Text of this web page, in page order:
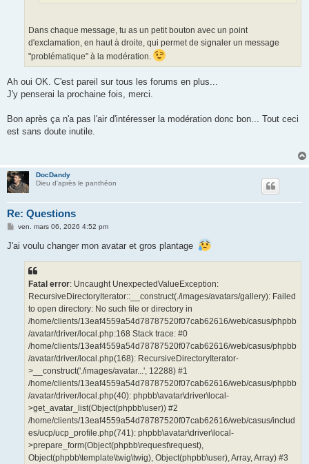
Dans chaque message, tu as un petit bouton avec un point
d'exclamation, en haut à droite, qui permet de signaler un message
"problématique" à la modération.
Ah oui OK. C'est pareil sur tous les forums en plus...
J'y penserai la prochaine fois, merci.
Bon après ça n'a pas l'air d'intéresser la modération donc bon... Tout ceci
est sans doute inutile.
DocDandy
Dieu d'après le panthéon
Re: Questions
M
s
s
ven. mars 06, 2026 4:52 pm
J'ai voulu changer mon avatar et gros plantage
Fatal error: Uncaught UnexpectedValueException:
RecursiveDirectoryIterator::__construct(./images/avatars/gallery): Failed
to open directory: No such file or directory in
/home/clients/13eaf4559a54d78787520f07cab62616/web/casus/phpbb
/avatar/driver/local.php:168 Stack trace: #0
/home/clients/13eaf4559a54d78787520f07cab62616/web/casus/phpbb
/avatar/driver/local.php(168): RecursiveDirectoryIterator-
>__construct('./images/avatar...', 12288) #1
/home/clients/13eaf4559a54d78787520f07cab62616/web/casus/phpbb
/avatar/driver/local.php(40): phpbb\avatar\driver\local-
>get_avatar_list(Object(phpbb\user)) #2
/home/clients/13eaf4559a54d78787520f07cab62616/web/casus/includ
es/ucp/ucp_profile.php(741): phpbb\avatar\driver\local-
>prepare_form(Object(phpbb\request\request),
Object(phpbb\template\twig\twig), Object(phpbb\user), Array, Array) #3